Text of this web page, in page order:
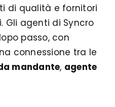
di qualità e fornitori
Gli agenti di Syncro
passo, con
connessione tra le
mandante, agente